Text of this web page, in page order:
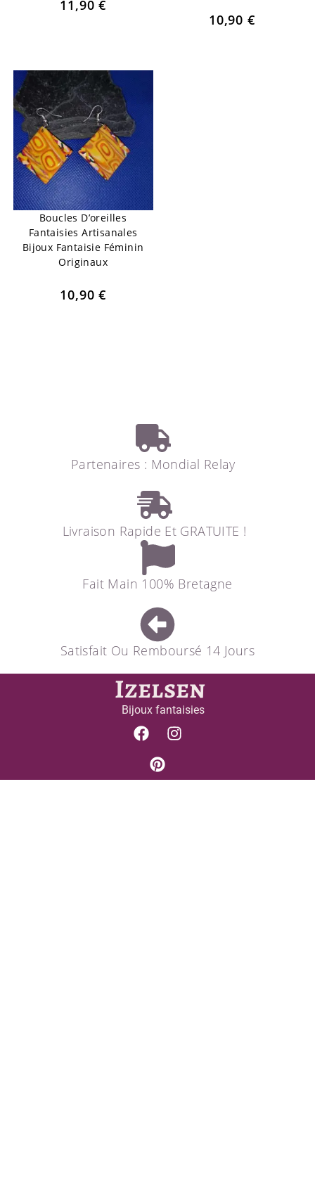
11,90€
10,90 €
Boucles D’oreilles
Fantaisies Artisanales
Bijoux Fantaisie Féminin
Originaux
10,90€
Partenaires : Mondial Relay
Livraison Rapide Et GRATUITE !
Fait Main 100% Bretagne
Satisfait Ou Remboursé 14 Jours
Izelsen
Bijoux fantaisies